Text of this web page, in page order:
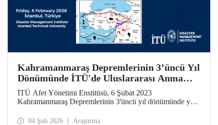
Kahramanmaraş Depremlerinin 3’üncü Yıl
Dönümünde İTÜ'de Uluslararası Anma
Toplantısı ve Çalıştay
İTÜ Afet Yönetimi Enstitüsü, 6 Şubat 2023
Kahramanmaraş Depremlerinin 3'üncü yıl dönümünde yer
uluslararası ölçekte önemli bir çalıştay düzenliyor.
04 Şub 2026 Araştırma